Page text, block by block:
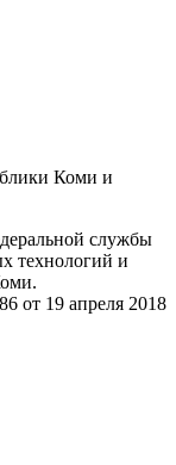
Коми и
службы
технологий и
от 19 апреля 2018